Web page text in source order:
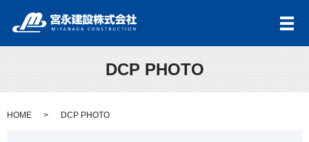
メ
DCP PHOTO
HOME DCP PHOTO